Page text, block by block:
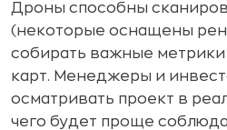
Дроны способны
(некоторые оснащены
собирать важные метрики
карт. Менеджеры и
осматривать проект в
чего будет проще